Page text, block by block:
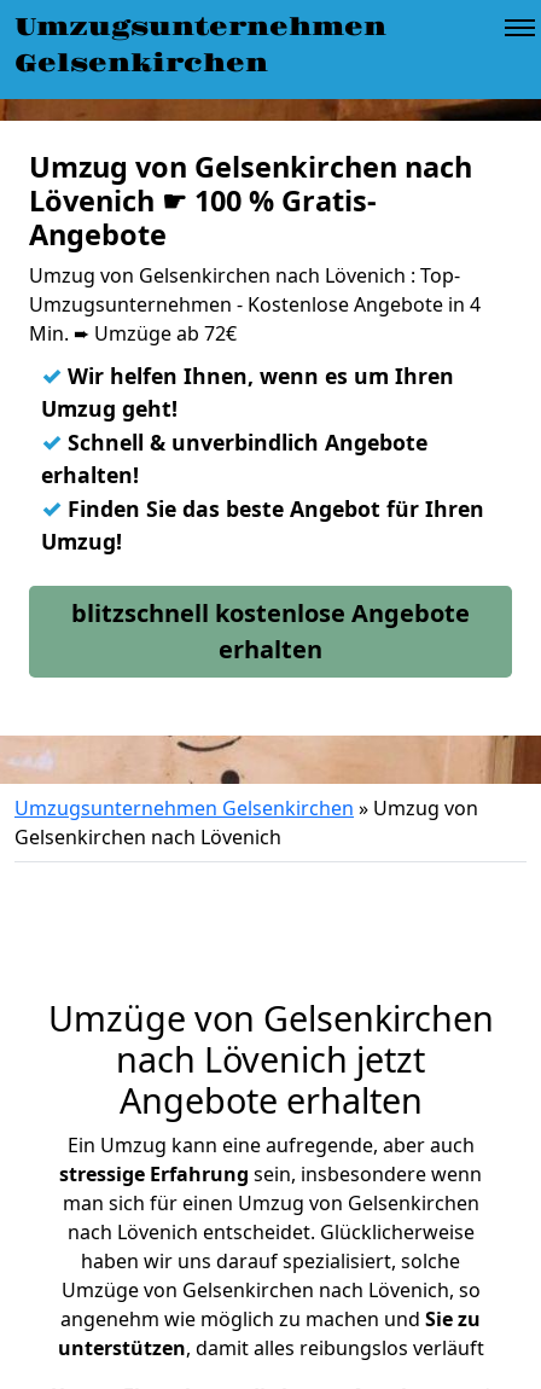
Umzugsunternehmen
Gelsenkirchen
Umzug von Gelsenkirchen nach
Lövenich ☛ 100 % Gratis-
Angebote
Umzug von Gelsenkirchen nach Lövenich : Top-
Umzugsunternehmen - Kostenlose Angebote in 4
Min. ➨ Umzüge ab 72€
✓ Wir helfen Ihnen, wenn es um Ihren
Umzug geht!
✓ Schnell & unverbindlich Angebote
erhalten!
✓ Finden Sie das beste Angebot für Ihren
Umzug!
blitzschnell kostenlose Angebote
erhalten
Umzugsunternehmen Gelsenkirchen » Umzug von
Gelsenkirchen nach Lövenich
Umzüge von Gelsenkirchen
nach Lövenich jetzt
Angebote erhalten
Ein Umzug kann eine aufregende, aber auch
stressige Erfahrung sein, insbesondere wenn
man sich für einen Umzug von Gelsenkirchen
nach Lövenich entscheidet. Glücklicherweise
haben wir uns darauf spezialisiert, solche
Umzüge von Gelsenkirchen nach Lövenich, so
angenehm wie möglich zu machen und Sie zu
unterstützen, damit alles reibungslos verläuft